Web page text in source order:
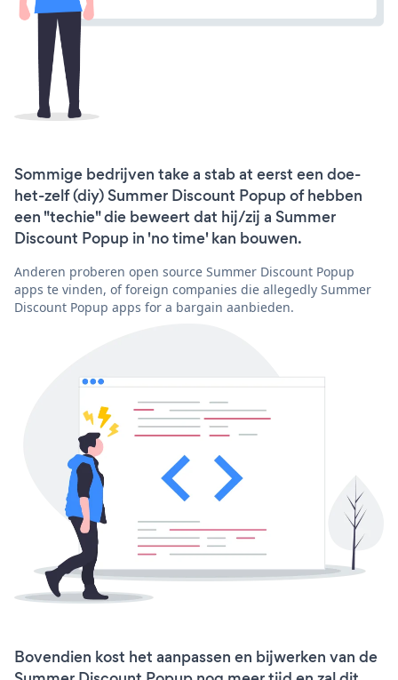
Sommige bedrijven take a stab at eerst een doe-
het-zelf (diy) Summer Discount Popup of hebben
een "techie" die beweert dat hij/zij a Summer
Discount Popup in 'no time' kan bouwen.
Anderen proberen open source Summer Discount Popup
apps te vinden, of foreign companies die allegedly Summer
Discount Popup apps for a bargain aanbieden.
Bovendien kost het aanpassen en bijwerken van de